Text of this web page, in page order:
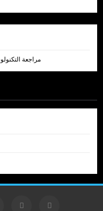
مراجعة